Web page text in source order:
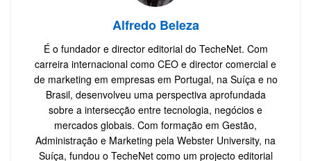
Alfredo Beleza
É o fundador e director editorial do TecheNet. Com
carreira internacional como CEO e director comercial e
de marketing em empresas em Portugal, na Suíça e no
Brasil, desenvolveu uma perspectiva aprofundada
sobre a intersecção entre tecnologia, negócios e
mercados globais. Com formação em Gestão,
Administração e Marketing pela Webster University, na
Suíça, fundou o TecheNet como um projecto editorial